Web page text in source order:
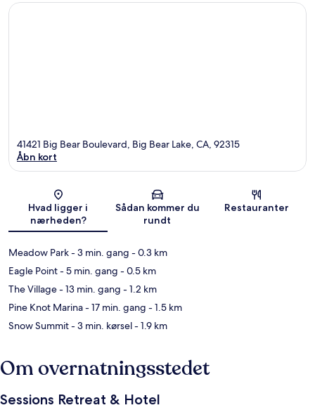
Kort
41421 Big Bear Boulevard, Big Bear Lake, CA, 92315
Åbn kort
Hvad ligger i
nærheden?
Sådan kommer du
rundt
Restauranter
Meadow Park- 3 min. gang - 0.3 km
Eagle Point- 5 min. gang - 0.5 km
The Village- 13 min. gang - 1.2 km
Pine Knot Marina- 17 min. gang - 1.5 km
Snow Summit- 3 min. kørsel- 1.9 km
Om overnatningsstedet
Sessions Retreat & Hotel